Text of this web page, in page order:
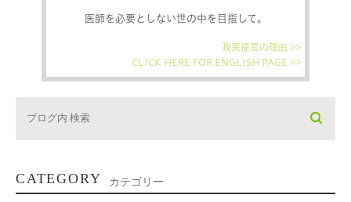
医師を必要としない世の中を目指して。
政策提言の理由 >>
CLICK HERE FOR ENGLISH PAGE >>
CATEGORY カテゴリー